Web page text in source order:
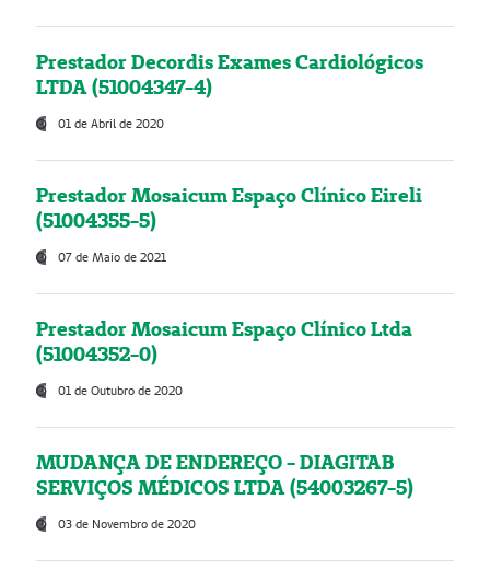
Prestador Decordis Exames Cardiológicos
LTDA (51004347-4)
01 de Abril de 2020
Prestador Mosaicum Espaço Clínico Eireli
(51004355-5)
07 de Maio de 2021
Prestador Mosaicum Espaço Clínico Ltda
(51004352-0)
01 de Outubro de 2020
MUDANÇA DE ENDEREÇO - DIAGITAB
SERVIÇOS MÉDICOS LTDA (54003267-5)
03 de Novembro de 2020